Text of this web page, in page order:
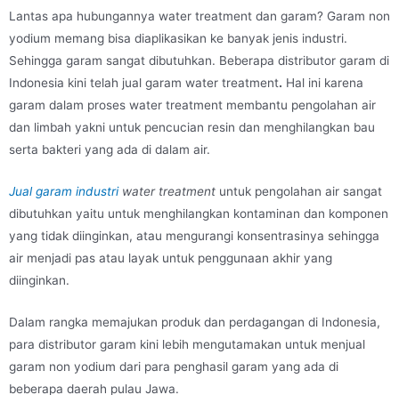
Lantas apa hubungannya water treatment dan garam? Garam non
yodium memang bisa diaplikasikan ke banyak jenis industri.
Sehingga garam sangat dibutuhkan. Beberapa distributor garam di
Indonesia kini telah jual garam water treatment. Hal ini karena
garam dalam proses water treatment membantu pengolahan air
dan limbah yakni untuk pencucian resin dan menghilangkan bau
serta bakteri yang ada di dalam air.
Jual garam industriwater treatment untuk pengolahan air sangat
dibutuhkan yaitu untuk menghilangkan kontaminan dan komponen
yang tidak diinginkan, atau mengurangi konsentrasinya sehingga
air menjadi pas atau layak untuk penggunaan akhir yang
diinginkan.
Dalam rangka memajukan produk dan perdagangan di Indonesia,
para distributor garam kini lebih mengutamakan untuk menjual
garam non yodium dari para penghasil garam yang ada di
beberapa daerah pulau Jawa.